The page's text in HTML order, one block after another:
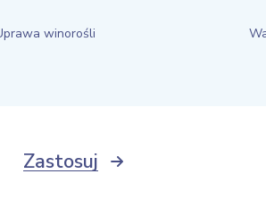
winorośli
Zastosuj